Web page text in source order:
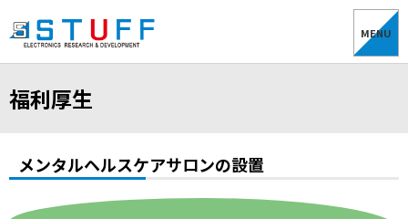
MENU
福利厚生
メンタルヘルスケアサロンの設置